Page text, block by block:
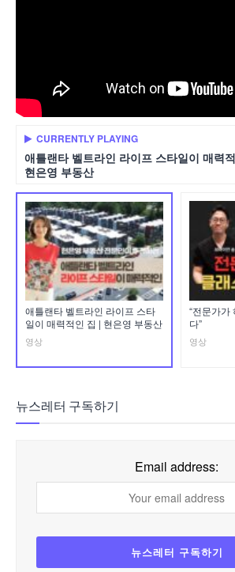
CURRENTLY PLAYING
애틀랜타 벨트라인 라이프 스타일이 매력
현은영 부동산
애틀랜타 벨트라인 라이프 스타
일이 매력적인 집 | 현은영 부동산
영상
“전문가가
다”
영상
뉴스레터 구독하기
Email address: